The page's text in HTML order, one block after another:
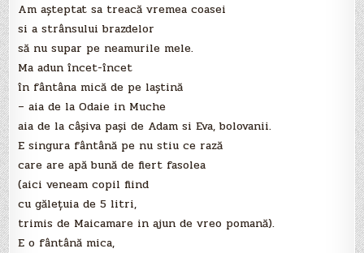
Am aşteptat sa treacă vremea coasei
si a strânsului brazdelor
să nu supar pe neamurile mele.
Ma adun încet-încet
în fântâna mică de pe laştină
– aia de la Odaie in Muche
aia de la câşiva paşi de Adam si Eva, bolovanii.
E singura fântână pe nu stiu ce rază
care are apă bună de fiert fasolea
(aici veneam copil fiind
cu găleţuia de 5 litri,
trimis de Maicamare in ajun de vreo pomană).
E o fântână mica,